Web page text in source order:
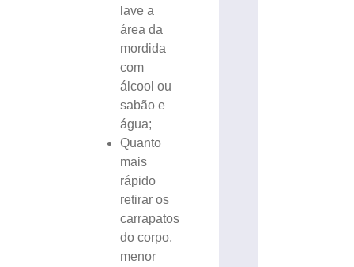
lave a
área da
mordida
com
álcool ou
sabão e
água;
Quanto
mais
rápido
retirar os
carrapatos
do corpo,
menor